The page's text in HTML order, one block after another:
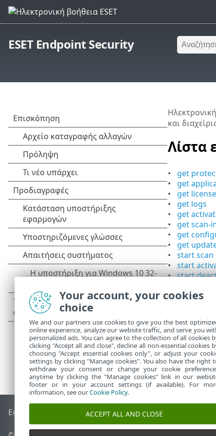
ESET Endpoint Security
Λίστα
και
get
get
get
get logs
get
get scan-
get
get
start scan
start
start
set
End of Life Γνωσιακή βάση ESET Ομάδα συζήτησης ESET
Your account, your cookies
choice
We and our partners use cookies to give you the best
online experience, analyze our website traffic, and serve you
personalized ads. You can agree to the collection of all cookies
clicking "Accept all and close", decline all non-essential cookies
choosing "Accept essential cookies only", or adjust your
settings by clicking "Manage cookies". You also have the right
withdraw your consent or change your cookie
anytime by clicking the "Manage cookies" link in our
footer or in your account settings (if available). For
information, see ourCookie Policy.
ACCEPT ALL AND CLOSE